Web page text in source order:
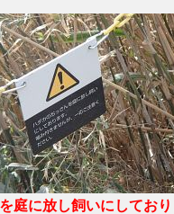
庭に放し飼いにしており